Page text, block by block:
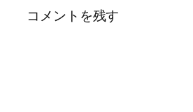
コメントを残す